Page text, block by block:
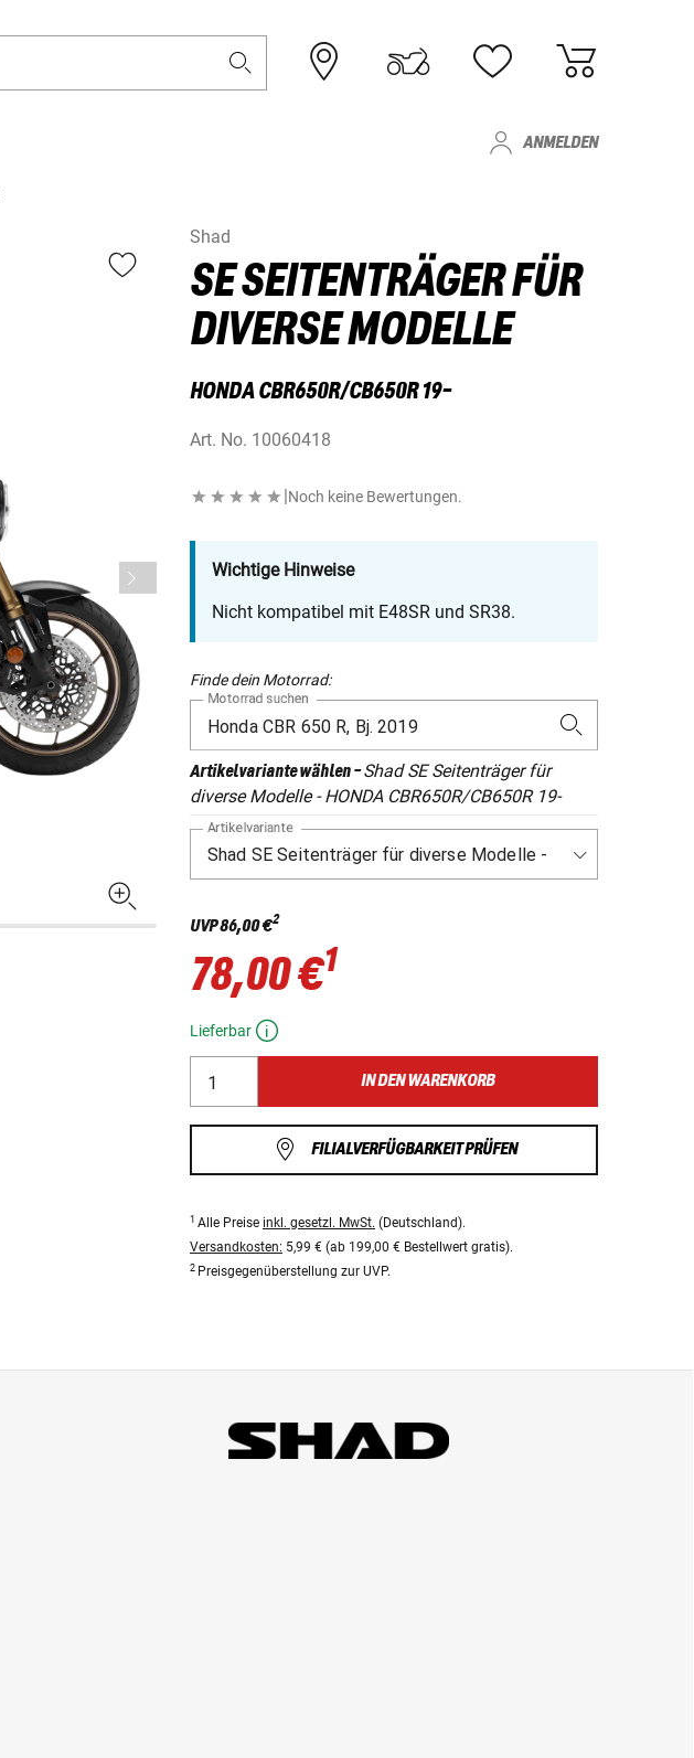
ANMELDEN
Shad
SE SEITENTRÄGER FÜR
DIVERSE MODELLE
HONDA CBR650R/CB650R 19-
Art. No. 10060418
|Noch keine Bewertungen.
Wichtige Hinweise
Nicht kompatibel mit E48SR und SR38.
Finde dein Motorrad:
Motorrad suchen
Artikelvariante wählen-Shad SE Seitenträger für
diverse Modelle - HONDA CBR650R/CB650R 19-
Artikelvariante
UVP86,00 €2
78,00 €1
Lieferbar
IN DEN WARENKORB
FILIALVERFÜGBARKEIT PRÜFEN
1 Alle Preise inkl. gesetzl. MwSt. (Deutschland).
Versandkosten: 5,99 € (ab 199,00 € Bestellwert gratis).
2 Preisgegenüberstellung zur UVP.